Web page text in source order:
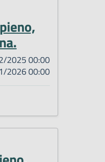
2025 00:00
2026 00:00